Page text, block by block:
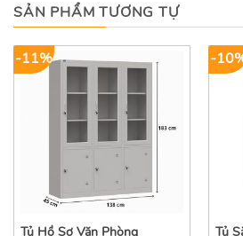
SẢN PHẨM TƯƠNG TỰ
-11%
Tủ Hồ Sơ Văn Phòng
-
Tủ